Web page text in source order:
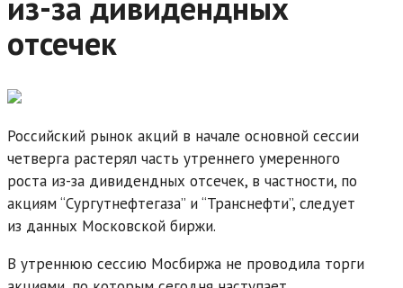
отсечек
Российский рынок акций в начале основной сессии
четверга растерял часть утреннего умеренного
роста из-за дивидендных отсечек, в частности, по
акциям “Сургутнефтегаза” и “Транснефти”, следует
из данных Московской биржи.
В утреннюю сессию Мосбиржа не проводила торги